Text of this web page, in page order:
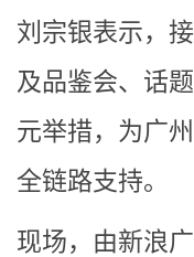
刘宗银表示，
及品鉴会、话
元举措，为广
全链路支持。
现场，由新浪